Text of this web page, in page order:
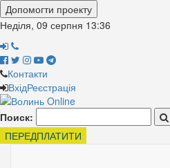
Допомогти проекту
Неділя, 09 серпня 13:36
Контакти
ВхідРеєстрація
Поиск:
ПЕРЕДПЛАТИТИ